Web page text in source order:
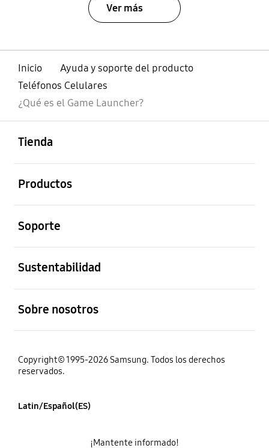
Ver más
Inicio
Ayuda y soporte del producto
Teléfonos Celulares
¿Qué es el Game Launcher?
Tienda
Productos
Soporte
Sustentabilidad
Sobre nosotros
Copyright© 1995-2026 Samsung. Todos los derechos
reservados.
Latin/Español(ES)
¡Mantente informado!